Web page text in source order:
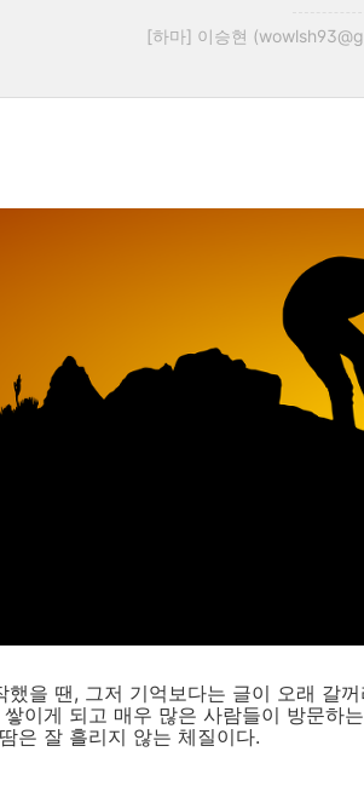
[하마] 이승현
했을 땐, 그저 기억보다는 글이 오래 갈
이게 되고 매우 많은 사람들이 방문하
은 잘 흘리지 않는 체질이다.